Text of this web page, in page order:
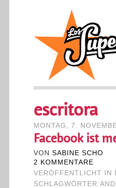
escritora
MONTAG, 7.
Facebook ist
VON SABINE SCHO
2 KOMMENTARE
VERÖFFENTLICHT IN
SCHLAGWÖRTER: